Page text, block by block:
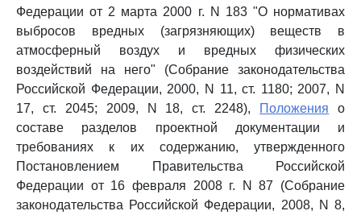
Федерации от 2 марта 2000 г. N 183 "О нормативах
выбросов вредных (загрязняющих) веществ в
атмосферный воздух и вредных физических
воздействий на него" (Собрание законодательства
Российской Федерации, 2000, N 11, ст. 1180; 2007, N
17, ст. 2045; 2009, N 18, ст. 2248),
Положения о
составе разделов проектной документации и
требованиях к их содержанию, утвержденного
Постановлением Правительства Российской
Федерации от 16 февраля 2008 г. N 87 (Собрание
законодательства Российской Федерации, 2008, N 8,